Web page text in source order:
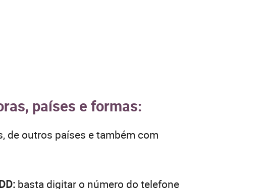
países e formas:
de outros países e também com
basta digitar o número do telefone